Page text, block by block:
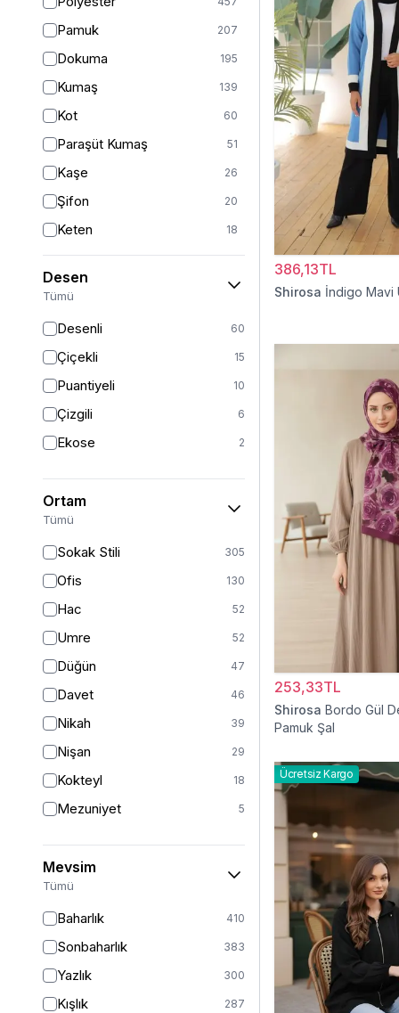
Pamuk 207
Dokuma 195
Kumaş 139
Kot 60
Paraşüt Kumaş 51
Kaşe 26
Şifon 20
Keten 18
Viskon 17
Saten 15
Peluş 2
Jarse
Kadife
Süet
Sandy
Desen
Tümü
Desenli 60
Çiçekli 15
Puantiyeli 10
Çizgili 6
Ekose 2
Ortam
Tümü
Sokak Stili 305
Ofis 130
Hac 52
Umre 52
Düğün 47
Davet 46
Nikah 39
Nişan 29
Kokteyl 18
Mezuniyet 5
Mevsim
Tümü
Baharlık 410
Sonbaharlık 383
Yazlık 300
Kışlık 287
386,13TL
Shirosa İndigo Mavi
253,33TL
Shirosa Bordo Gül
Pamuk Şal
Ücretsiz Kargo